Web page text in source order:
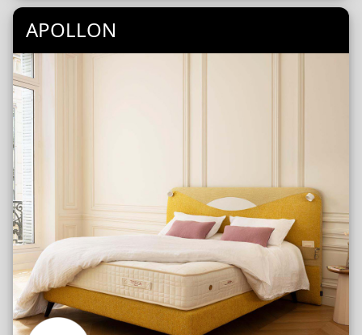
APOLLON